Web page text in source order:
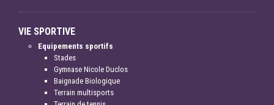
VIE SPORTIVE
Equipements sportifs
Stades
Gymnase Nicole Duclos
Baignade Biologique
Terrain multisports